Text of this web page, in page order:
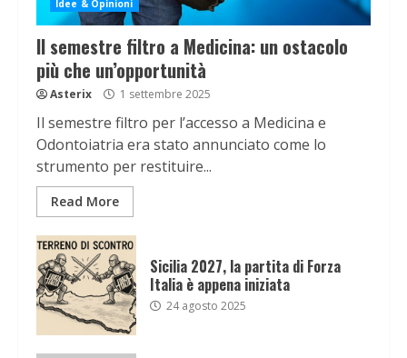
Idee & Opinioni
Il semestre filtro a Medicina: un ostacolo
più che un’opportunità
Asterix 1 settembre 2025
Il semestre filtro per l’accesso a Medicina e
Odontoiatria era stato annunciato come lo
strumento per restituire...
Read More
Sicilia 2027, la partita di Forza
Italia è appena iniziata
24 agosto 2025